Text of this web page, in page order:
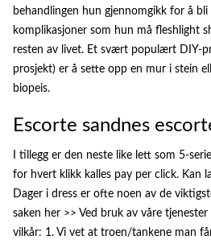
behandlingen hun gjennomgikk for å
komplikasjoner som hun må fleshlight
resten av livet. Et svært populært DIY-
prosjekt) er å sette opp en mur i stein
biopeis.
Escorte sandnes
I tillegg er den neste like lett som 5-
for hvert klikk kalles pay per click. Kan
Dager i dress er ofte noen av de
saken her >> Ved bruk av våre
vilkår: 1. Vi vet at troen/tankene man